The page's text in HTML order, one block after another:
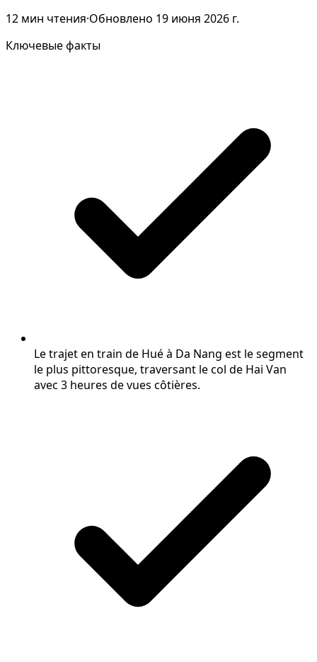
12 мин чтения·Обновлено 19 июня 2026 г.
Ключевые факты
Le trajet en train de Hué à Da Nang est le segment
le plus pittoresque, traversant le col de Hai Van
avec 3 heures de vues côtières.